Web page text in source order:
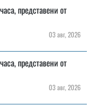
представени от
03 авг, 2026
представени от
03 авг, 2026